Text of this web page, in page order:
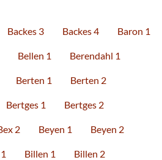
Backes 3 Backes 4 Baron 1
Bellen 1 Berendahl 1
Berten 1 Berten 2
Bertges 1 Bertges 2
2 Beyen 1 Beyen 2
Billen 1 Billen 2